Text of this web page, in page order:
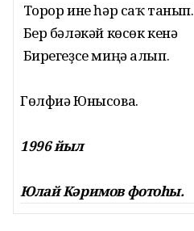
Торор ине һәр саҡ танып.
Бер бәләкәй көсөк кенә
Бирегеҙсе миңә алып.
Гөлфиә Юнысова.
1996 йыл
Юлай Кәримов фотоһы.